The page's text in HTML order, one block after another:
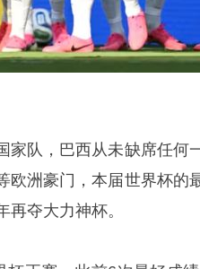
家队，巴西从未缺席任何
欧洲豪门，本届世界杯的
夺大力神杯。